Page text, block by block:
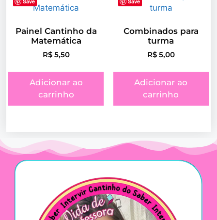
Painel Cantinho da
Matemática
R$5,50
Adicionar ao
carrinho
Combinados para
turma
R$5,00
Adicionar ao
carrinho